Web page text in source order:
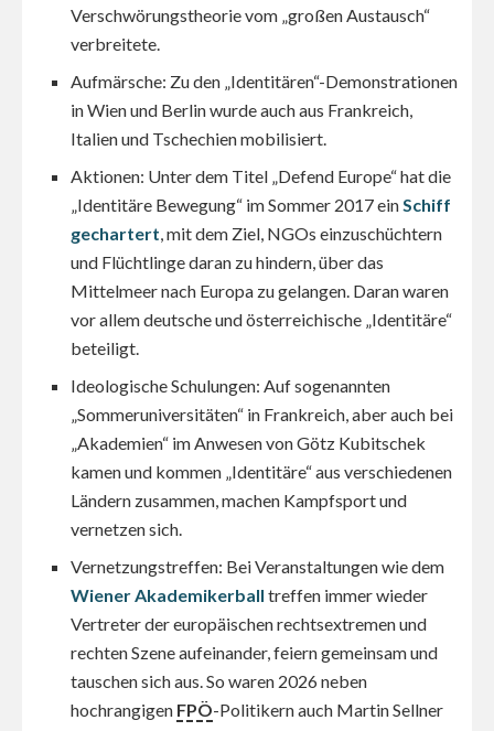
Verschwörungstheorie vom „großen Austausch“
verbreitete.
Aufmärsche: Zu den „Identitären“-Demonstrationen
in Wien und Berlin wurde auch aus Frankreich,
Italien und Tschechien mobilisiert.
Aktionen: Unter dem Titel „Defend Europe“ hat die
„Identitäre Bewegung“ im Sommer 2017 einSchiff
gechartert, mit dem Ziel, NGOs einzuschüchtern
und Flüchtlinge daran zu hindern, über das
Mittelmeer nach Europa zu gelangen. Daran waren
vor allem deutsche und österreichische „Identitäre“
beteiligt.
Ideologische Schulungen: Auf sogenannten
„Sommeruniversitäten“ in Frankreich, aber auch bei
„Akademien“ im Anwesen von Götz Kubitschek
kamen und kommen „Identitäre“ aus verschiedenen
Ländern zusammen, machen Kampfsport und
vernetzen sich.
Vernetzungstreffen: Bei Veranstaltungen wie dem
Wiener Akademikerball treffen immer wieder
Vertreter der europäischen rechtsextremen und
rechten Szene aufeinander, feiern gemeinsam und
tauschen sich aus. So waren 2026 neben
hochrangigen FPÖ-Politikern auch Martin Sellner